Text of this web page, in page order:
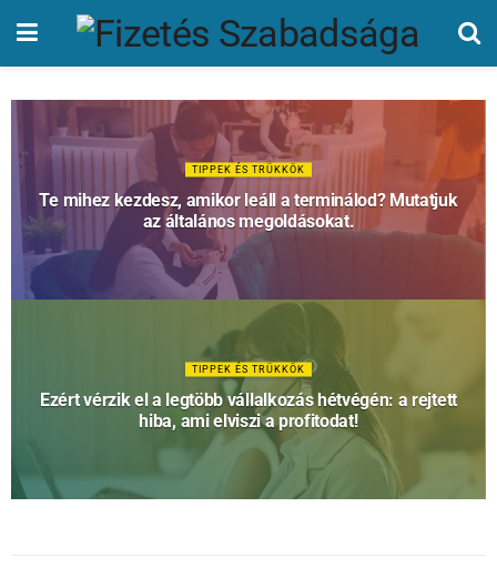
TIPPEK ÉS TRÜKKÖK
Te mihez kezdesz, amikor leáll a terminálod? Mutatjuk
az általános megoldásokat.
TIPPEK ÉS TRÜKKÖK
Ezért vérzik el a legtöbb vállalkozás hétvégén: a rejtett
hiba, ami elviszi a profitodat!